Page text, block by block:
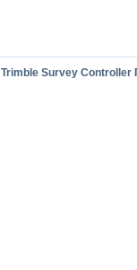
Trimble Survey Controller